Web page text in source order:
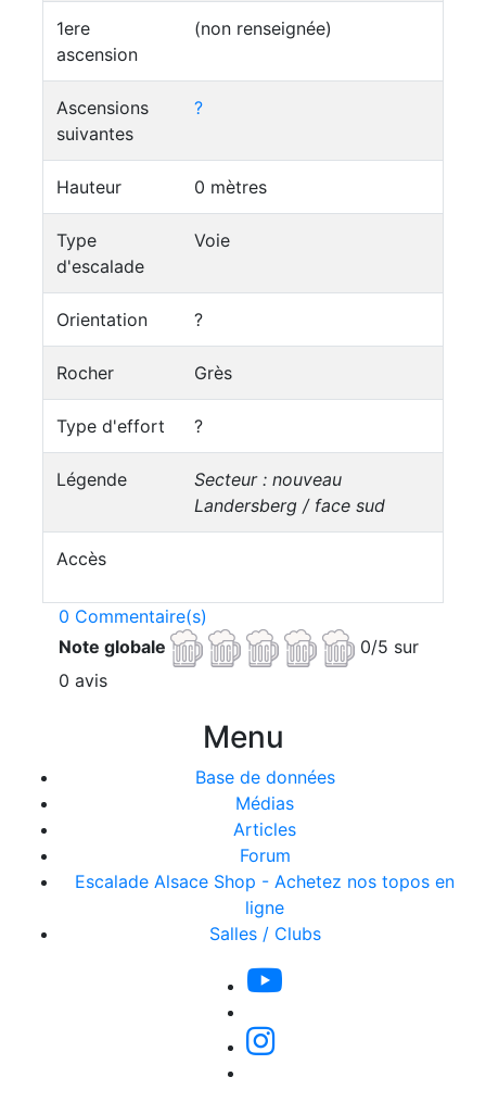
1ere
ascension
(non renseignée)
Ascensions
suivantes
?
Hauteur 0 mètres
Type
d'escalade
Voie
Orientation ?
Rocher Grès
Type d'effort ?
Légende
Secteur : nouveau
Landersberg / face sud
Accès
0 Commentaire(s)
Note globale
0/5 sur
0 avis
Menu
Base de données
Médias
Articles
Forum
Escalade Alsace Shop - Achetez nos topos en
ligne
Salles / Clubs